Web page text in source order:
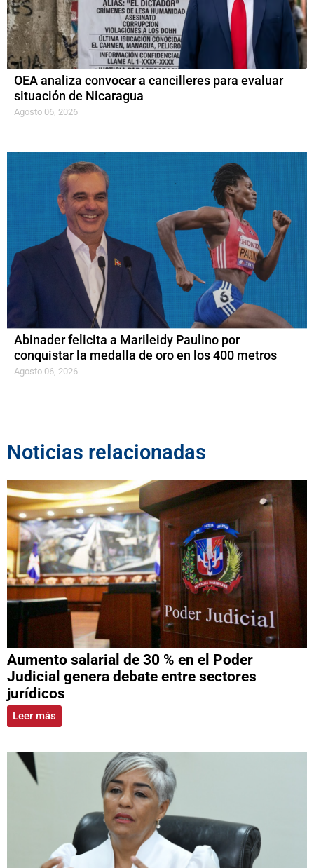
OEA analiza convocar a cancilleres para evaluar
situación de Nicaragua
Agosto 06, 2026
Abinader felicita a Marileidy Paulino por
conquistar la medalla de oro en los 400 metros
Agosto 06, 2026
Noticias relacionadas
Aumento salarial de 30 % en el Poder
Judicial genera debate entre sectores
jurídicos
Leer más